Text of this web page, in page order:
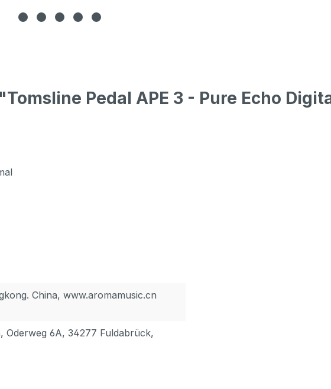
Pedal APE 3 - Pure Echo
China, www.aromamusic.cn
Oderweg 6A, 34277 Fuldabrück,